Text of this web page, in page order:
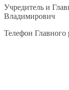
Учредитель и
Владимирович
Телефон Главного